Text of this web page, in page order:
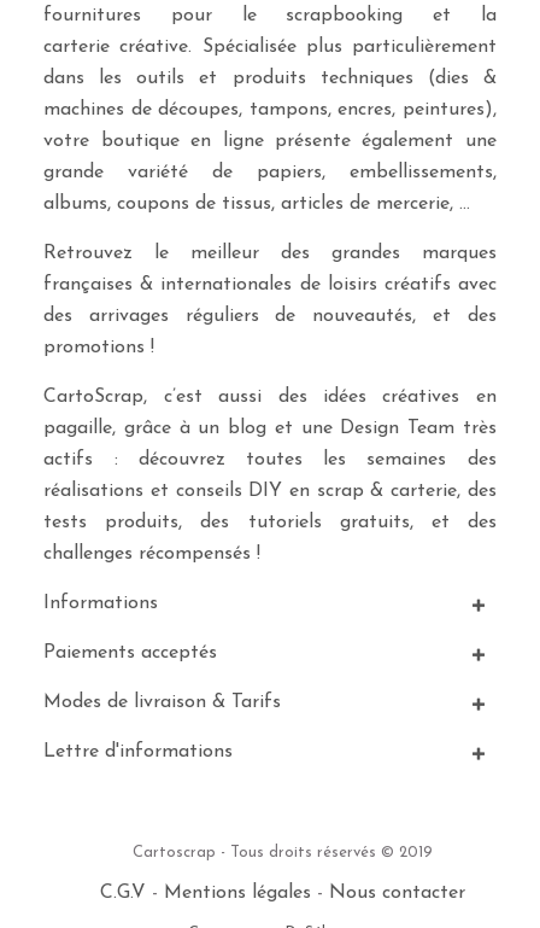
fournitures pour le scrapbooking et la
carterie créative. Spécialisée plus particulièrement
dans les outils et produits techniques (dies &
machines de découpes, tampons, encres, peintures),
votre boutique en ligne présente également une
grande variété de papiers, embellissements,
albums, coupons de tissus, articles de mercerie, …
Retrouvez le meilleur des grandes marques
françaises & internationales de loisirs créatifs avec
des arrivages réguliers de nouveautés, et des
promotions !
CartoScrap, c’est aussi des idées créatives en
pagaille, grâce à un blog et une Design Team très
actifs : découvrez toutes les semaines des
réalisations et conseils DIY en scrap & carterie, des
tests produits, des tutoriels gratuits, et des
challenges récompensés !
Informations
Paiements acceptés
Modes de livraison & Tarifs
Lettre d'informations
Cartoscrap - Tous droits réservés © 2019
C.G.V - Mentions légales - Nous contacter